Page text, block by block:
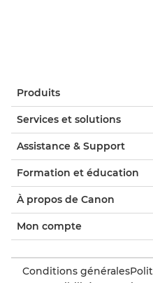
Produits
Services et solutions
Assistance & Support
Formation et éducation
À propos de Canon
Mon compte
Conditions générales